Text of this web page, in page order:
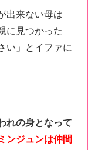
出来ない母は
に見つかった
い」とイファに
れの身となって
ンジュンは仲間